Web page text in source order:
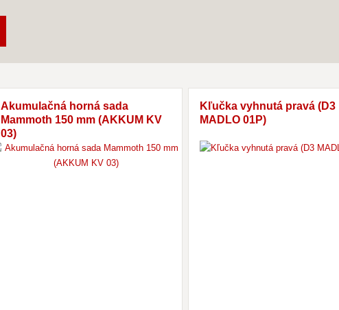
Akumulačná horná sada
Mammoth 150 mm (AKKUM KV
03)
Kľučka vyhnutá pravá (D3
MADLO 01P)